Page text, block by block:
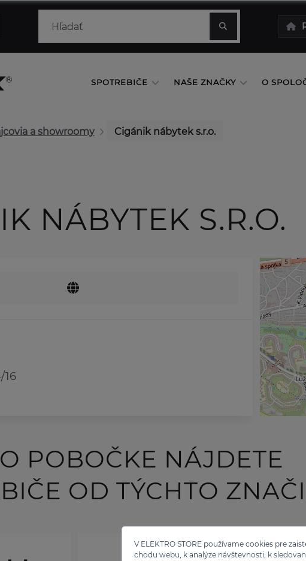
V ELEKTRO STORE používame cookies pre
chodu webu, k analýze návštevnosti, k
SPOTREBIČE NAŠE ZNAČKY O
a showroomy Cigánik nábytek s.r.o.
NÁBYTEK S.R.O.
16
POBOČKE NÁJDETE
OD TÝCHTO